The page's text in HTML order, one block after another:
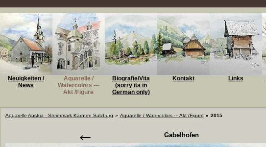
Neuigkeiten /
News
Aquarelle /
Watercolors ---
Akt /Figure
Biografie/Vita
(sorry its in
German only)
Kontakt Links
Aquarelle Austria - Steiermark Kärnten Salzburg » Aquarelle / Watercolors --- Akt /Figure » 2015
← Gabelhofen